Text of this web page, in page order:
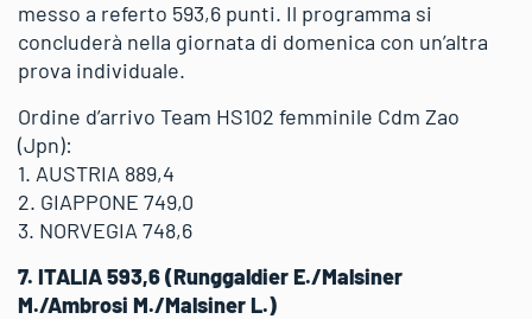
messo a referto 593,6 punti. Il programma si
concluderà nella giornata di domenica con un’altra
prova individuale.
Ordine d’arrivo Team HS102 femminile Cdm Zao
(Jpn):
1. AUSTRIA 889,4
2. GIAPPONE 749,0
3. NORVEGIA 748,6
7. ITALIA 593,6 (Runggaldier E./Malsiner
M./Ambrosi M./Malsiner L.)